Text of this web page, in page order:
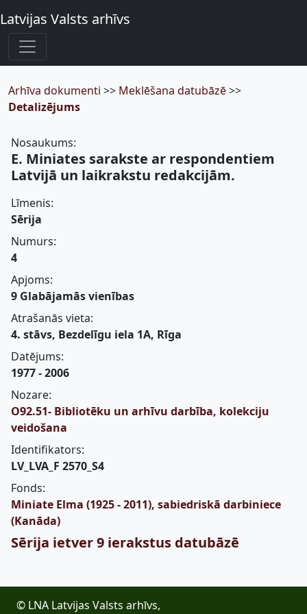
Latvijas Valsts arhīvs
Arhīva dokumenti >> Meklēšana datubāzē>>
Detalizējums
Nosaukums:
E. Miniates sarakste ar respondentiem
Latvijā un laikrakstu redakcijām.
Līmenis:
Sērija
Numurs:
4
Apjoms:
9 Glabājamās vienības
Atrašanās vieta:
4. stāvs, Bezdelīgu iela 1A, Rīga
Datējums:
1977 - 2006
Nozare:
O92.51- Bibliotēku un arhīvu darbība, kolekciju
veidošana
Identifikators:
LV_LVA_F 2570_S4
Fonds:
Miniate Elma (1925 - 2011), sabiedriskā darbiniece
(Kanāda)
Sērija ietver 9 ierakstus datubāzē
© LNA Latvijas Valsts arhīvs,